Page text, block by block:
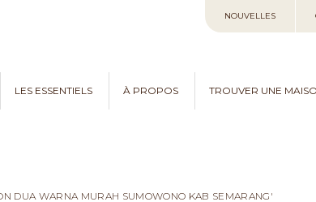
au
NOUVELLES
LES ESSENTIELS À PROPOS TROUVER UNE
DUA WARNA MURAH SUMOWONO KAB SEMARANG'